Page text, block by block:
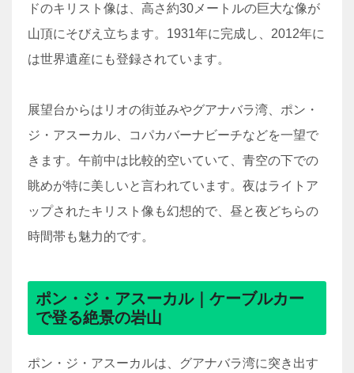
ドのキリスト像は、高さ約30メートルの巨大な像が
山頂にそびえ立ちます。1931年に完成し、2012年に
は世界遺産にも登録されています。
展望台からはリオの街並みやグアナバラ湾、ポン・
ジ・アスーカル、コパカバーナビーチなどを一望で
きます。午前中は比較的空いていて、青空の下での
眺めが特に美しいと言われています。夜はライトア
ップされたキリスト像も幻想的で、昼と夜どちらの
時間帯も魅力的です。
ポン・ジ・アスーカル｜ケーブルカー
で登る絶景の岩山
ポン・ジ・アスーカルは、グアナバラ湾に突き出す